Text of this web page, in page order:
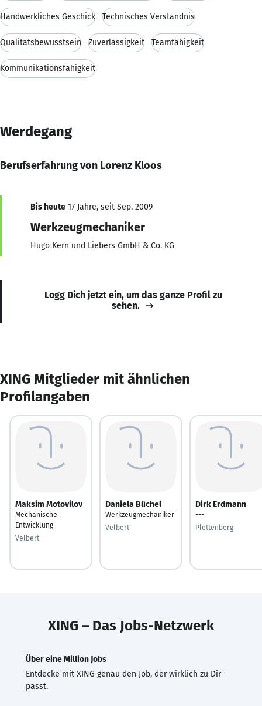
Handwerkliches Geschick Technisches Verständnis
Qualitätsbewusstsein Zuverlässigkeit Teamfähigkeit
Kommunikationsfähigkeit
Werdegang
Berufserfahrung von Lorenz Kloos
Bis heute 17 Jahre, seit Sep. 2009
Werkzeugmechaniker
Hugo Kern und Liebers GmbH & Co. KG
Logg Dich jetzt ein, um das ganze Profil zu
sehen.
XING Mitglieder mit ähnlichen
Profilangaben
Maksim Motovilov
Mechanische
Entwicklung
Velbert
Daniela Büchel
Werkzeugmechaniker
Velbert
Dirk Erdmann
---
Plettenberg
XING – Das Jobs-Netzwerk
Über eine Million Jobs
Entdecke mit XING genau den Job, der wirklich zu Dir
passt.